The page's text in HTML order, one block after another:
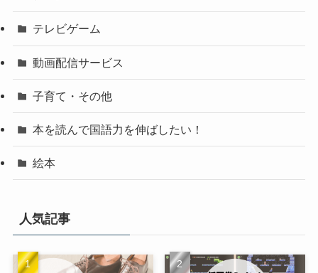
テレビゲーム
動画配信サービス
子育て・その他
本を読んで国語力を伸ばしたい！
絵本
人気記事